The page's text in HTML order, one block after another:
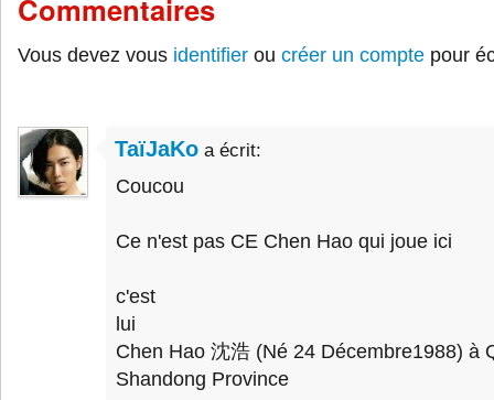
Commentaires
Vous devez vous identifier ou créer un compte pour
TaïJaKo a écrit:
Coucou
Ce n'est pas CE Chen Hao qui joue ici
c'est
lui
Chen Hao 沈浩 (Né 24 Décembre1988) à
Shandong Province